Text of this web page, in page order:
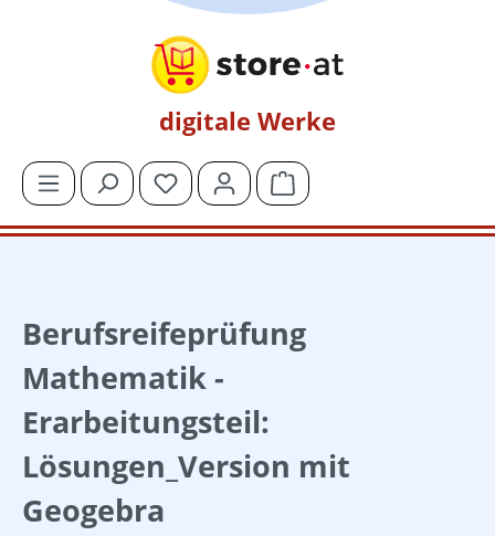
digitale Werke
Du hast 0 Produkte auf dem Merkzettel
Warenkorb enthält 0
Berufsreifeprüfung
Mathematik -
Erarbeitungsteil:
Lösungen_Version mit
Geogebra